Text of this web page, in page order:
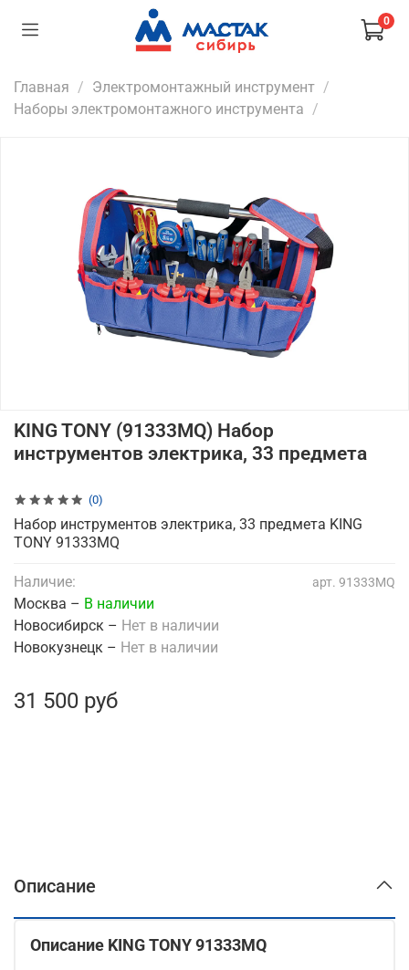
0
Главная
Электромонтажный инструмент
Наборы электромонтажного инструмента
(0)
арт. 91333MQ
KING TONY (91333MQ) Набор
инструментов электрика, 33 предмета
31 500 руб
Наличие:
Москва – В наличии
Новосибирск – Нет в наличии
Новокузнецк – Нет в наличии
Набор инструментов электрика, 33 предмета KING
TONY 91333MQ
Описание
Описание KING TONY 91333MQ